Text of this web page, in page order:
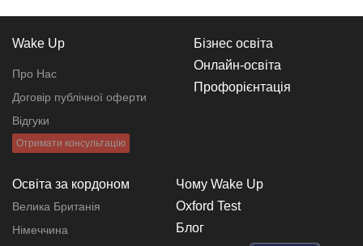
Wake Up
Про Нас
Договір публічної оферти
Відгуки
Отримати консультацію
Бізнес освіта
Онлайн-освіта
Профорієнтація
Освіта за кордоном
Велика Британія
Німеччина
Чому Wake Up
Oxford Test
Блог